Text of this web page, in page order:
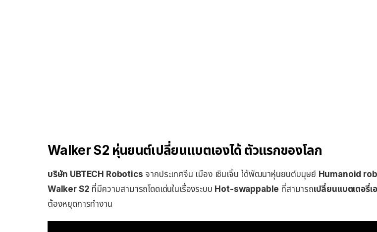
Walker S2 หุ่นยนต์เปลี่ยนแบตเองได้ ตัวแรกของโลก
บริษัท UBTECH Robotics จากประเทศจีน เมือง เซินเจิ้น ได้พัฒนาหุ่นยนต์มนุษย์ Humanoid
Walker S2 ที่มีความสามารถโดดเด่นในเรื่องระบบ Hot-swappable ที่สามารถเปลี่ยนแบตเตอรี่เ
ต้องหยุดการทำงาน